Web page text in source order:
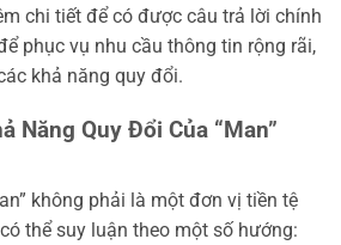
chi tiết để có được câu trả lời chính
phục vụ nhu cầu thông tin rộng rãi,
khả năng quy đổi.
Năng Quy Đổi Của “Man”
không phải là một đơn vị tiền tệ
thể suy luận theo một số hướng: